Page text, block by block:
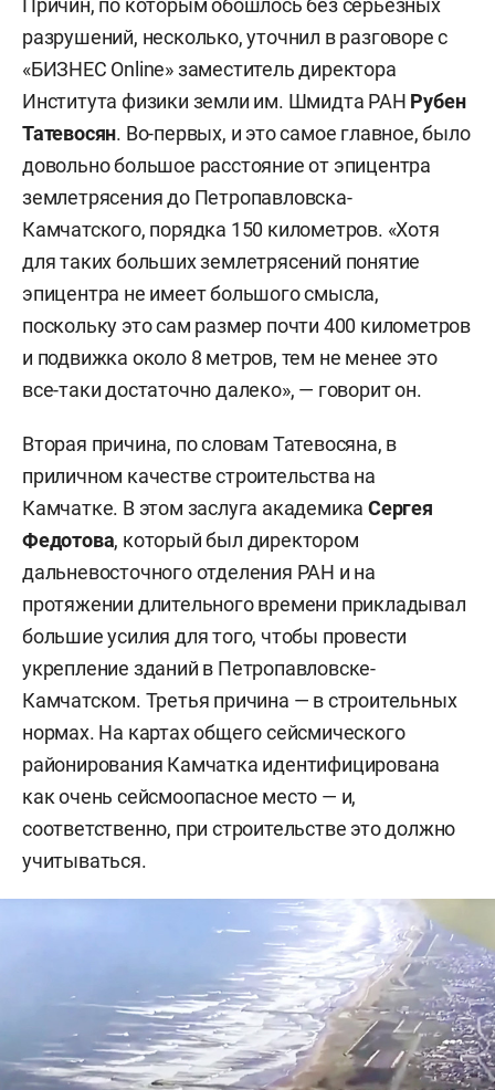
разрушений, несколько, уточнил в разговоре с
«БИЗНЕС Online» заместитель директора
Института физики земли им. Шмидта РАН Рубен
Татевосян. Во-первых, и это самое главное, было
довольно большое расстояние от эпицентра
землетрясения до Петропавловска-
Камчатского, порядка 150 километров. «Хотя
для таких больших землетрясений понятие
эпицентра не имеет большого смысла,
поскольку это сам размер почти 400 километров
и подвижка около 8 метров, тем не менее это
все-таки достаточно далеко», — говорит он.
Вторая причина, по словам Татевосяна, в
приличном качестве строительства на
Камчатке. В этом заслуга академика Сергея
Федотова, который был директором
дальневосточного отделения РАН и на
протяжении длительного времени прикладывал
большие усилия для того, чтобы провести
укрепление зданий в Петропавловске-
Камчатском. Третья причина — в строительных
нормах. На картах общего сейсмического
районирования Камчатка идентифицирована
как очень сейсмоопасное место — и,
соответственно, при строительстве это должно
учитываться.